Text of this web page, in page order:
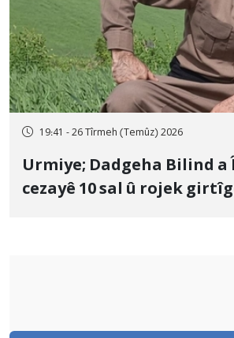
19:41 - 26 Tîrmeh (Temûz) 2026
Urmiye; Dadgeha Bilind a
cezayê 10 sal û rojek